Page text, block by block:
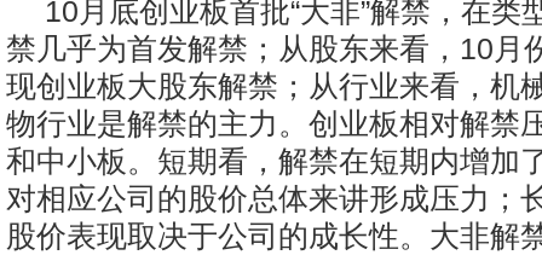
10月底创业板首批“大非”解禁，在类
禁几乎为首发解禁；从股东来看，10月
现创业板大股东解禁；从行业来看，机
物行业是解禁的主力。创业板相对解禁
和中小板。短期看，解禁在短期内增加
对相应公司的股价总体来讲形成压力；
股价表现取决于公司的成长性。大非解